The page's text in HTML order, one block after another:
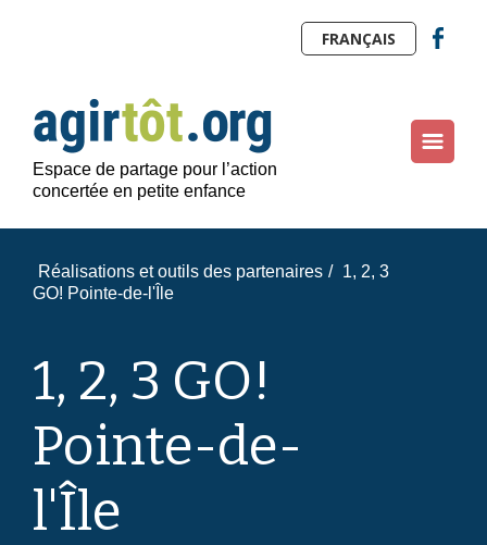
Espace de partage pour l’action
concertée en petite enfance
FRANÇAIS
Réalisations et outils des partenaires / 1, 2, 3
GO! Pointe-de-l'Île
1, 2, 3 GO!
Pointe-de-
l'Île